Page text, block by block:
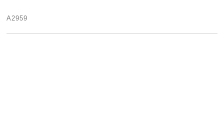
A2959